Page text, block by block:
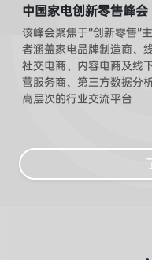
中国家电创新零售峰会
该峰会聚焦于“创新零售”
者涵盖家电品牌制造商、
社交电商、内容电商及线
营服务商、第三方数据分
高层次的行业交流平台‌